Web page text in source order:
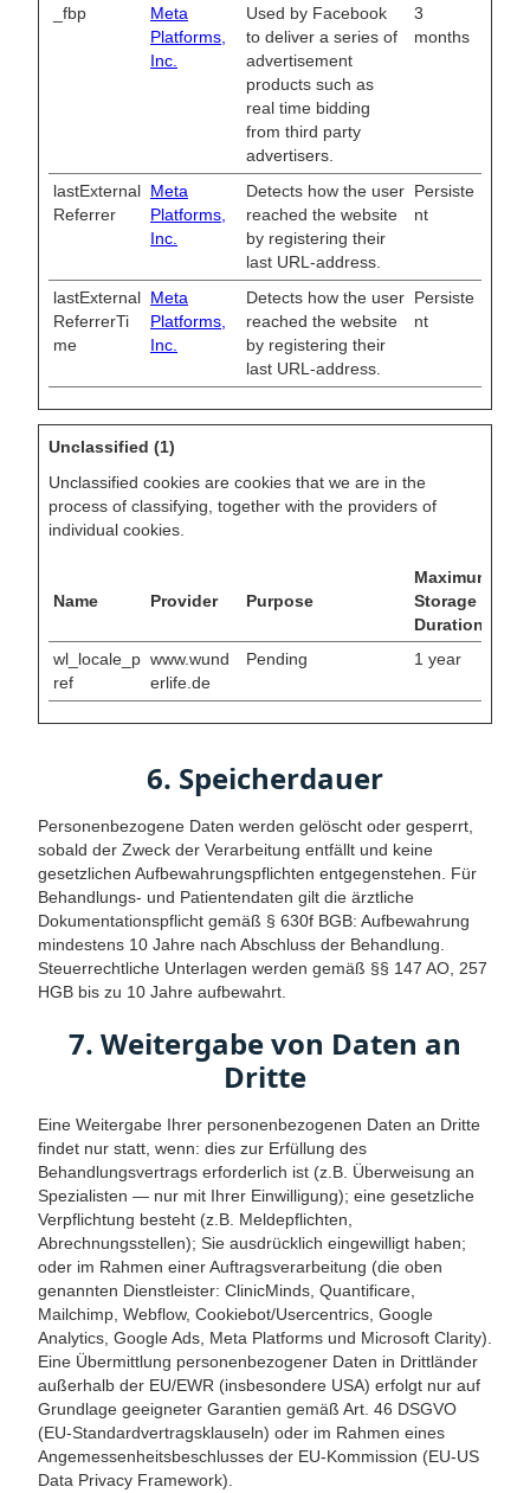
_fbp
Meta
Platforms,
Inc.
Used by Facebook
to deliver a series of
advertisement
products such as
real time bidding
from third party
advertisers.
3
months
lastExternal
Referrer
Meta
Platforms,
Inc.
Detects how the user
reached the website
by registering their
last URL-address.
Persiste
nt
lastExternal
ReferrerTi
me
Meta
Platforms,
Inc.
Detects how the user
reached the website
by registering their
last URL-address.
Persiste
nt
Unclassified (1)
Unclassified cookies are cookies that we are in the
process of classifying, together with the providers of
individual cookies.
Name Provider Purpose
Maximum
Storage
Duration
wl_locale_p
ref
www.wund
erlife.de
Pending 1 year
6. Speicherdauer
Personenbezogene Daten werden gelöscht oder gesperrt,
sobald der Zweck der Verarbeitung entfällt und keine
gesetzlichen Aufbewahrungspflichten entgegenstehen. Für
Behandlungs- und Patientendaten gilt die ärztliche
Dokumentationspflicht gemäß § 630f BGB: Aufbewahrung
mindestens 10 Jahre nach Abschluss der Behandlung.
Steuerrechtliche Unterlagen werden gemäß §§ 147 AO, 257
HGB bis zu 10 Jahre aufbewahrt.
7. Weitergabe von Daten an
Dritte
Eine Weitergabe Ihrer personenbezogenen Daten an Dritte
findet nur statt, wenn: dies zur Erfüllung des
Behandlungsvertrags erforderlich ist (z.B. Überweisung an
Spezialisten — nur mit Ihrer Einwilligung); eine gesetzliche
Verpflichtung besteht (z.B. Meldepflichten,
Abrechnungsstellen); Sie ausdrücklich eingewilligt haben;
oder im Rahmen einer Auftragsverarbeitung (die oben
genannten Dienstleister: ClinicMinds, Quantificare,
Mailchimp, Webflow, Cookiebot/Usercentrics, Google
Analytics, Google Ads, Meta Platforms und Microsoft Clarity).
Eine Übermittlung personenbezogener Daten in Drittländer
außerhalb der EU/EWR (insbesondere USA) erfolgt nur auf
Grundlage geeigneter Garantien gemäß Art. 46 DSGVO
(EU-Standardvertragsklauseln) oder im Rahmen eines
Angemessenheitsbeschlusses der EU-Kommission (EU-US
Data Privacy Framework).